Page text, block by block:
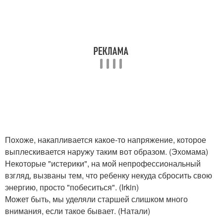
Похоже, накапливается какое-то напряжение, которое
выплескивается наружу таким вот образом. (Эхомама)
Некоторые "истерики", на мой непрофессиональный
взгляд, вызваны тем, что ребенку некуда сбросить свою
энергию, просто "побеситься". (Irkin)
Может быть, мы уделяли старшей слишком много
внимания, если такое бывает. (Натали)